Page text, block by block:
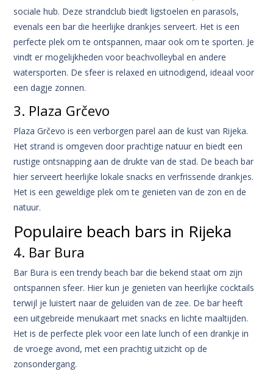
sociale hub. Deze strandclub biedt ligstoelen en parasols,
evenals een bar die heerlijke drankjes serveert. Het is een
perfecte plek om te ontspannen, maar ook om te sporten. Je
vindt er mogelijkheden voor beachvolleybal en andere
watersporten. De sfeer is relaxed en uitnodigend, ideaal voor
een dagje zonnen.
3. Plaza Grčevo
Plaza Grčevo is een verborgen parel aan de kust van Rijeka.
Het strand is omgeven door prachtige natuur en biedt een
rustige ontsnapping aan de drukte van de stad. De beach bar
hier serveert heerlijke lokale snacks en verfrissende drankjes.
Het is een geweldige plek om te genieten van de zon en de
natuur.
Populaire beach bars in Rijeka
4. Bar Bura
Bar Bura is een trendy beach bar die bekend staat om zijn
ontspannen sfeer. Hier kun je genieten van heerlijke cocktails
terwijl je luistert naar de geluiden van de zee. De bar heeft
een uitgebreide menukaart met snacks en lichte maaltijden.
Het is de perfecte plek voor een late lunch of een drankje in
de vroege avond, met een prachtig uitzicht op de
zonsondergang.